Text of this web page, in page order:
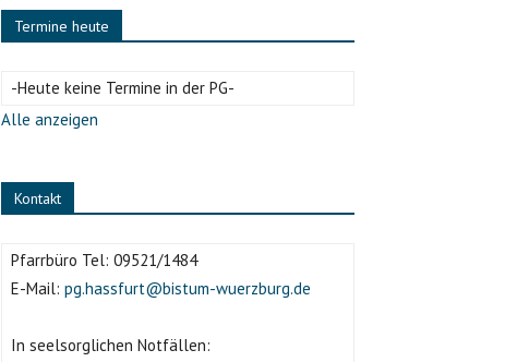
Termine heute
-Heute keine Termine in der PG-
Alle anzeigen
Kontakt
Pfarrbüro Tel: 09521/1484
E-Mail: pg.hassfurt@bistum-wuerzburg.de
In seelsorglichen Notfällen: